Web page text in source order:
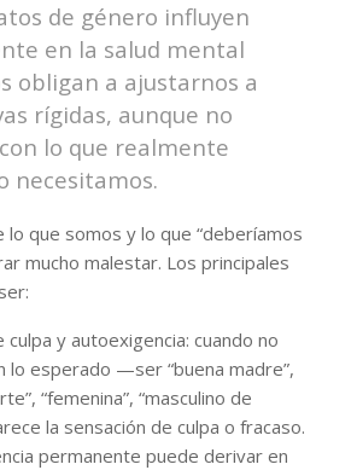
de género influyen
en la salud mental
obligan a ajustarnos a
rígidas, aunque no
lo que realmente
necesitamos.
lo que somos y lo que “deberíamos
mucho malestar. Los principales
culpa y autoexigencia: cuando no
lo esperado —ser “buena madre”,
“femenina”, “masculino de
la sensación de culpa o fracaso.
permanente puede derivar en